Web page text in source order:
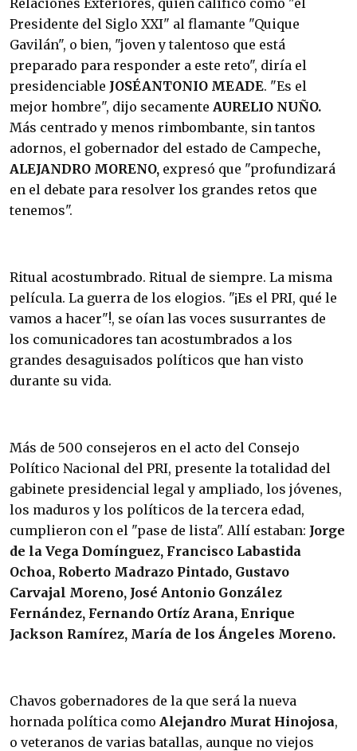
Presidente del Siglo XXI" al flamante "Quique
Gavilán", o bien, "joven y talentoso que está
preparado para responder a este reto", diría el
presidenciable JOSÉANTONIO MEADE. "Es el
mejor hombre", dijo secamente AURELIO NUÑO.
Más centrado y menos rimbombante, sin tantos
adornos, el gobernador del estado de Campeche,
ALEJANDRO MORENO, expresó que "profundizará
en el debate para resolver los grandes retos que
tenemos".
Ritual acostumbrado. Ritual de siempre. La misma
película. La guerra de los elogios. "¡Es el PRI, qué le
vamos a hacer"!, se oían las voces susurrantes de
los comunicadores tan acostumbrados a los
grandes desaguisados políticos que han visto
durante su vida.
Más de 500 consejeros en el acto del Consejo
Político Nacional del PRI, presente la totalidad del
gabinete presidencial legal y ampliado, los jóvenes,
los maduros y los políticos de la tercera edad,
cumplieron con el "pase de lista". Allí estaban: Jorge
de la Vega Domínguez, Francisco Labastida
Ochoa, Roberto Madrazo Pintado, Gustavo
Carvajal Moreno, José Antonio González
Fernández, Fernando Ortíz Arana, Enrique
Jackson Ramírez, María de los Ángeles Moreno.
Chavos gobernadores de la que será la nueva
hornada política como Alejandro Murat Hinojosa,
o veteranos de varias batallas, aunque no viejos